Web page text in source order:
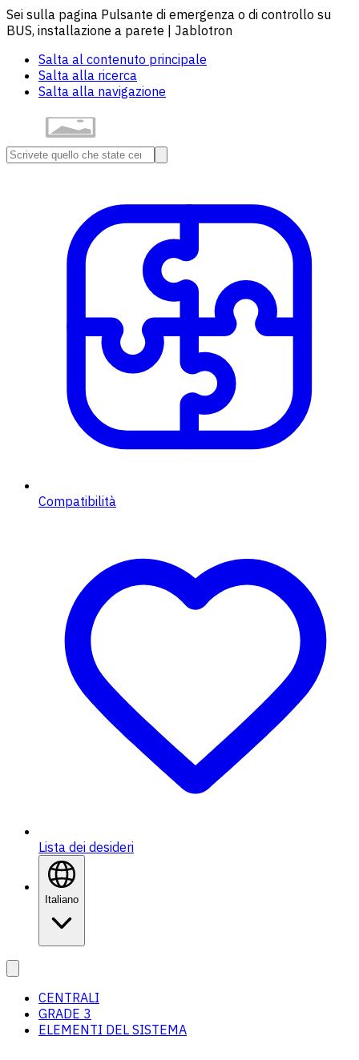
Sei sulla pagina Pulsante di emergenza o di controllo su
BUS, installazione a parete | Jablotron
Salta al contenuto principale
Salta alla ricerca
Salta alla navigazione
Compatibilità
Lista dei desideri
Italiano
CENTRALI
GRADE 3
ELEMENTI DEL SISTEMA